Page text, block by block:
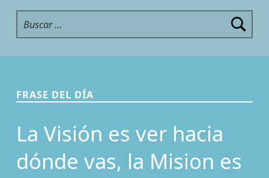
Buscar:
FRASE DEL DÍA
La Visión es ver hacia
dónde vas, la Mision es